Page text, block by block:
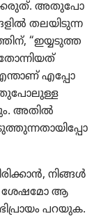
അതു​പോ​
തലയി​ടു​ന്ന​
“ഇയ്യടുത്ത
എപ്പോ​
അതിൽ
നിങ്ങൾ
ശേഷമോ ആ
പറയുക.